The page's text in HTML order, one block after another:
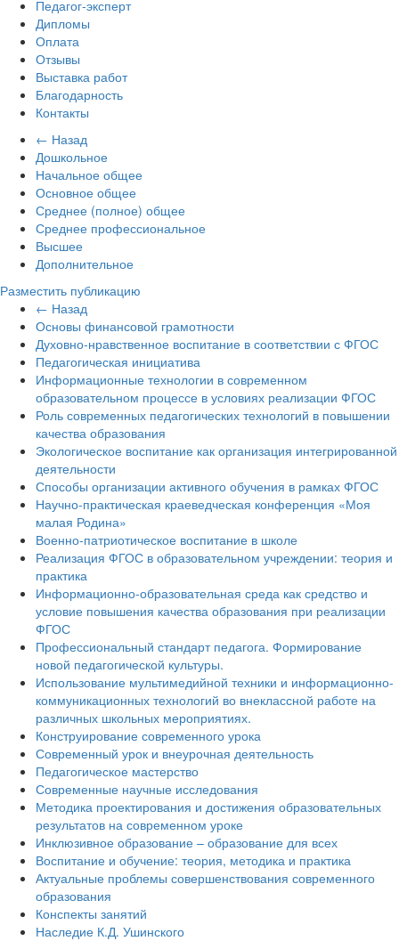
Педагог-эксперт
Дипломы
Оплата
Отзывы
Выставка работ
Благодарность
Контакты
← Назад
Дошкольное
Начальное общее
Основное общее
Среднее (полное) общее
Среднее профессиональное
Высшее
Дополнительное
Разместить публикацию
← Назад
Основы финансовой грамотности
Духовно-нравственное воспитание в соответствии с ФГОС
Педагогическая инициатива
Информационные технологии в современном
образовательном процессе в условиях реализации ФГОС
Роль современных педагогических технологий в повышении
качества образования
Экологическое воспитание как организация интегрированной
деятельности
Способы организации активного обучения в рамках ФГОС
Научно-практическая краеведческая конференция «Моя
малая Родина»
Военно-патриотическое воспитание в школе
Реализация ФГОС в образовательном учреждении: теория и
практика
Информационно-образовательная среда как средство и
условие повышения качества образования при реализации
ФГОС
Профессиональный стандарт педагога. Формирование
новой педагогической культуры.
Использование мультимедийной техники и информационно-
коммуникационных технологий во внеклассной работе на
различных школьных мероприятиях.
Конструирование современного урока
Современный урок и внеурочная деятельность
Педагогическое мастерство
Современные научные исследования
Методика проектирования и достижения образовательных
результатов на современном уроке
Инклюзивное образование – образование для всех
Воспитание и обучение: теория, методика и практика
Актуальные проблемы совершенствования современного
образования
Конспекты занятий
Наследие К.Д. Ушинского